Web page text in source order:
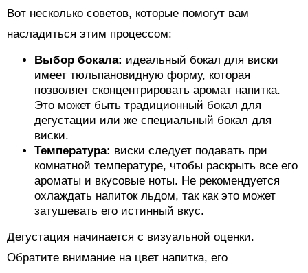
Вот несколько советов, которые помогут вам
насладиться этим процессом:
Выбор бокала: идеальный бокал для виски
имеет тюльпановидную форму, которая
позволяет сконцентрировать аромат напитка.
Это может быть традиционный бокал для
дегустации или же специальный бокал для
виски.
Температура: виски следует подавать при
комнатной температуре, чтобы раскрыть все его
ароматы и вкусовые ноты. Не рекомендуется
охлаждать напиток льдом, так как это может
затушевать его истинный вкус.
Дегустация начинается с визуальной оценки.
Обратите внимание на цвет напитка, его